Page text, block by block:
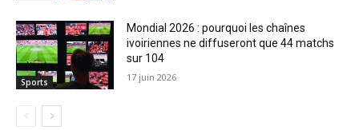
Sports
Mondial 2026 : pourquoi les chaînes
ivoiriennes ne diffuseront que 44 matchs
sur 104
17 juin 2026